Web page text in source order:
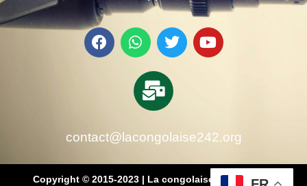
contact@lacongolaise242.org
Copyright © 2015-2023 | La congolaise 242 – média